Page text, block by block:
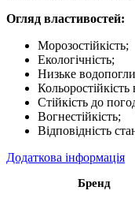
Огляд властивостей:
Морозостійкість;
Екологічність;
Низьке
Стійкість до
Вогнестійкість;
Відповідність
Додаткова інформація
Бренд